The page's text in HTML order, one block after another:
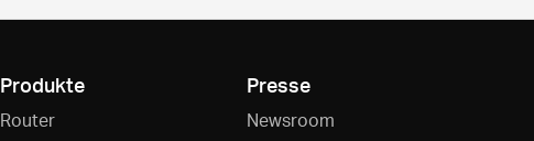
Produkte
Router
Presse
Newsroom